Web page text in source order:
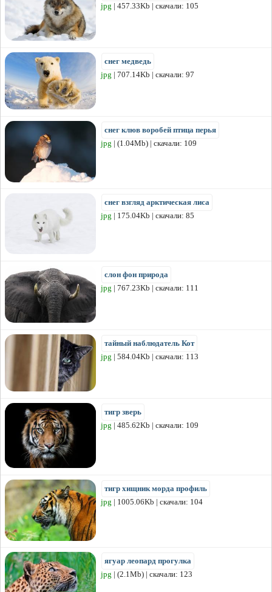
jpg | 457.33Kb | скачали: 105
снег медведь
jpg | 707.14Kb | скачали: 97
снег клюв воробей птица перья
jpg | (1.04Mb) | скачали: 109
снег взгляд арктическая лиса
jpg | 175.04Kb | скачали: 85
слон фон природа
jpg | 767.23Kb | скачали: 111
тайный наблюдатель Кот
jpg | 584.04Kb | скачали: 113
тигр зверь
jpg | 485.62Kb | скачали: 109
тигр хищник морда профиль
jpg | 1005.06Kb | скачали: 104
ягуар леопард прогулка
jpg | (2.1Mb) | скачали: 123